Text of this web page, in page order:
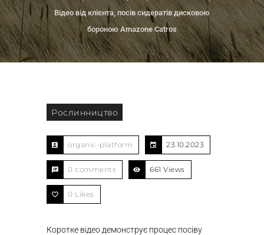
Відео від клієнта, посів сидератів дисковою
бороною Amazone Catros
Рослинництво
organic-platform 23.10.2023
0 comments 661 Views
0 Likes
Коротке відео демонструє процес посіву